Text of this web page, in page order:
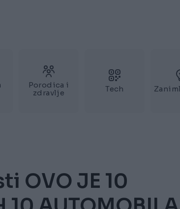
Porodica i
zdravlje
Tech
OVO JE 10